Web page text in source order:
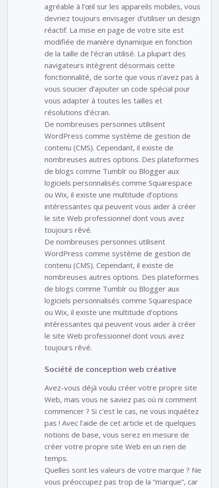
agréable à l’œil sur les appareils mobiles, vous
devriez toujours envisager d’utiliser un design
réactif. La mise en page de votre site est
modifiée de manière dynamique en fonction
de la taille de l’écran utilisé. La plupart des
navigateurs intègrent désormais cette
fonctionnalité, de sorte que vous n’avez pas à
vous soucier d’ajouter un code spécial pour
vous adapter à toutes les tailles et
résolutions d’écran.
De nombreuses personnes utilisent
WordPress comme système de gestion de
contenu (CMS). Cependant, il existe de
nombreuses autres options. Des plateformes
de blogs comme Tumblr ou Blogger aux
logiciels personnalisés comme Squarespace
ou Wix, il existe une multitude d’options
intéressantes qui peuvent vous aider à créer
le site Web professionnel dont vous avez
toujours rêvé.
De nombreuses personnes utilisent
WordPress comme système de gestion de
contenu (CMS). Cependant, il existe de
nombreuses autres options. Des plateformes
de blogs comme Tumblr ou Blogger aux
logiciels personnalisés comme Squarespace
ou Wix, il existe une multitude d’options
intéressantes qui peuvent vous aider à créer
le site Web professionnel dont vous avez
toujours rêvé.
Société de conception web créative
Avez-vous déjà voulu créer votre propre site
Web, mais vous ne saviez pas où ni comment
commencer ? Si c’est le cas, ne vous inquiétez
pas ! Avec l’aide de cet article et de quelques
notions de base, vous serez en mesure de
créer votre propre site Web en un rien de
temps.
Quelles sont les valeurs de votre marque ? Ne
vous préoccupez pas trop de la “marque”, car